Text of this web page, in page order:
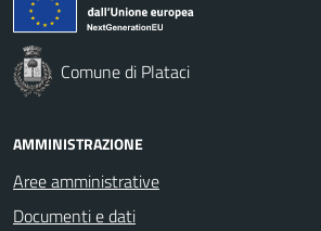
Comune di Plataci
AMMINISTRAZIONE
Aree amministrative
Documenti e dati